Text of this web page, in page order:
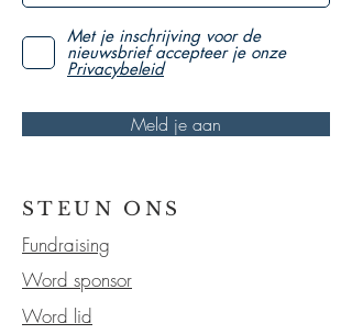
Met je inschrijving voor de
nieuwsbrief accepteer je onze
Privacybeleid
Meld je aan
STEUN ONS
Fundraising
Word sponsor
Word lid